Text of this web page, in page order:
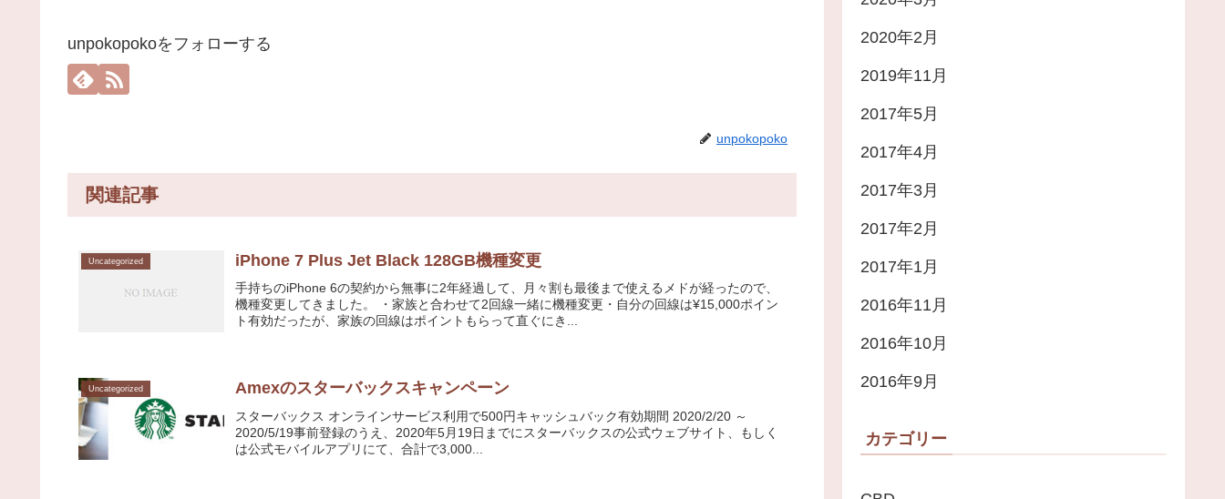
unpokopokoをフォローする
unpokopoko
関連記事
Uncategorized iPhone 7 Plus Jet Black 128GB機種変更
手持ちのiPhone 6の契約から無事に2年経過して、月々割も最後まで使えるメドが経ったので、
機種変更してきました。 ・家族と合わせて2回線一緒に機種変更・自分の回線は¥15,000ポイン
ト有効だったが、家族の回線はポイントもらって直ぐにき...
Uncategorized Amexのスターバックスキャンペーン
スターバックス オンラインサービス利用で500円キャッシュバック有効期間 2020/2/20 ～
2020/5/19事前登録のうえ、2020年5月19日までにスターバックスの公式ウェブサイト、もしく
は公式モバイルアプリにて、合計で3,000...
2020年2月
2019年11月
2017年5月
2017年4月
2017年3月
2017年2月
2017年1月
2016年11月
2016年10月
2016年9月
カテゴリー